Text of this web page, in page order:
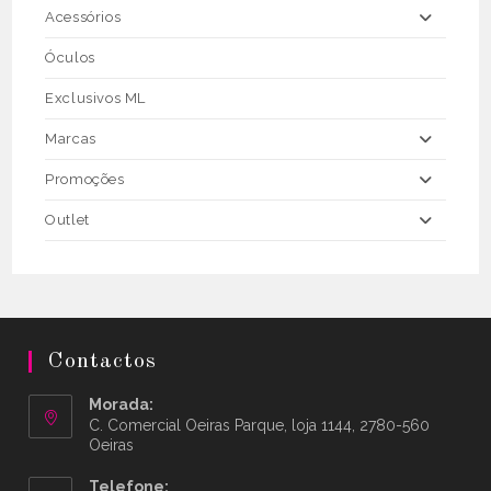
Acessórios
Óculos
Exclusivos ML
Marcas
Promoções
Outlet
Contactos
Morada:
C. Comercial Oeiras Parque, loja 1144, 2780-560
Oeiras
Telefone: